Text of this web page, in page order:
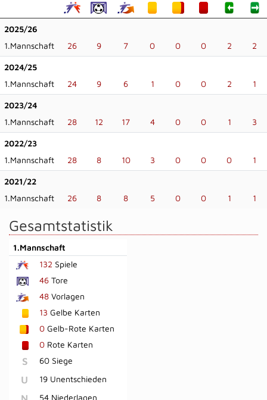
2025/26
1.Mannschaft
26 9 7 0 0 0 2 2
2024/25
1.Mannschaft
24 9 6 1 0 0 2 1
2023/24
1.Mannschaft
28 12 17 4 0 0 1 3
2022/23
1.Mannschaft
28 8 10 3 0 0 0 1
2021/22
1.Mannschaft
26 8 8 5 0 0 1 1
Gesamtstatistik
1.Mannschaft
132 Spiele
46 Tore
48 Vorlagen
13 Gelbe Karten
0 Gelb-Rote Karten
0 Rote Karten
S 60 Siege
U 19 Unentschieden
54 Niederlagen